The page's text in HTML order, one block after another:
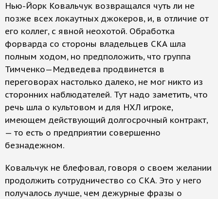
Нью-Йорк Ковальчук возвращался чуть ли не
позже всех локаутных джокеров, и, в отличие от
его коллег, с явной неохотой. Обработка
форварда со стороны владельцев СКА шла
полным ходом, но предположить, что группа
Тимченко—Медведева продвинется в
переговорах настолько далеко, не мог никто из
сторонних наблюдателей. Тут надо заметить, что
речь шла о культовом и для НХЛ игроке,
имеющем действующий долгосрочный контракт,
— то есть о предприятии совершенно
безнадежном.
Ковальчук не блефовал, говоря о своем желании
продолжить сотрудничество со СКА. Это у него
получалось лучше, чем дежурные фразы о